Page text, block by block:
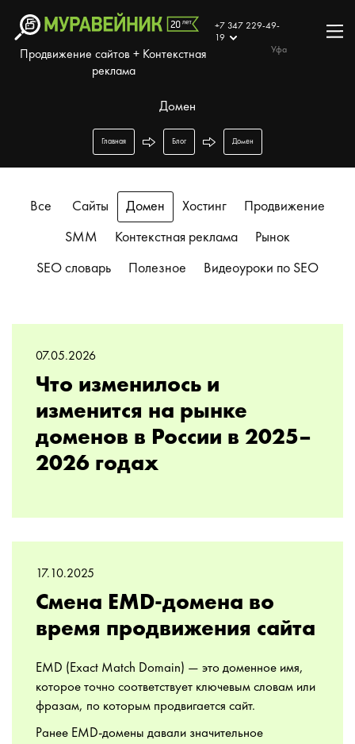
Продвижение сайтов + Контекстная
реклама
+7 347 229-49-
19
Уфа
Домен
Главная Блог Домен
Все Сайты Домен Хостинг Продвижение
SMM Контекстная реклама Рынок
SEO словарь Полезное Видеоуроки по SEO
07.05.2026
Что изменилось и
изменится на рынке
доменов в России в 2025–
2026 годах
17.10.2025
Смена EMD-домена во
время продвижения сайта
EMD (Exact Match Domain) — это доменное имя,
которое точно соответствует ключевым словам или
фразам, по которым продвигается сайт.
Ранее EMD-домены давали значительное